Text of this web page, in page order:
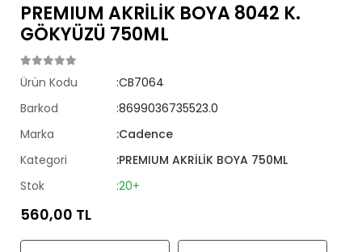
PREMIUM AKRİLİK BOYA 8042 K.
GÖKYÜZÜ 750ML
Ürün Kodu
:CB7064
Barkod
:8699036735523.0
Marka
:Cadence
Kategori
:PREMIUM AKRİLİK BOYA 750ML
Stok
:20+
560,00 TL